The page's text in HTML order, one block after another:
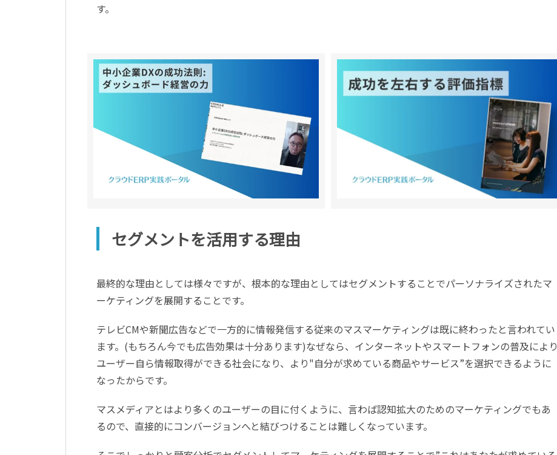
す。
セグメントを活用する理由
最終的な理由としては様々ですが、根本的な理由としてはセグメントすることでパーソナライズされたマ
ーケティングを展開することです。
テレビCMや新聞広告などで一方的に情報発信する従来のマスマーケティングは既に終わったと言われてい
ます。(もちろん今でも広告効果は十分あります)なぜなら、インターネットやスマートフォンの普及により
ユーザー自ら情報取得ができる社会になり、より"自分が求めている商品やサービス”を選択できるように
なったからです。
マスメディアとはより多くのユーザーの目に付くように、言わば認知拡大のためのマーケティングでもあ
るので、直接的にコンバージョンへと結びつけることは難しくなっています。